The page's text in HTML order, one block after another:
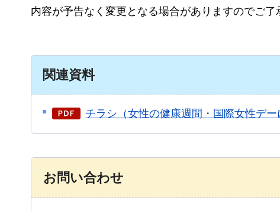
内容が予告なく変更となる場合がありますのでご了
関連資料
チラシ（女性の健康週間・国際女性デ
お問い合わせ